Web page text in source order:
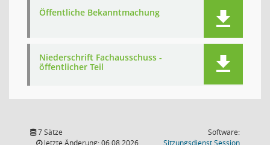
Öffentliche Bekanntmachung
Niederschrift Fachausschuss -
öffentlicher Teil
7 Sätze
letzte Änderung: 06.08.2026
Software:
SitzungsdienstSession(Wird in